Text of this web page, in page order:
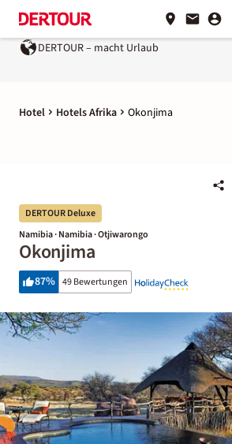
DERTOUR – macht Urlaub
Hotel Hotels Afrika Okonjima
DERTOUR Deluxe
Namibia · Namibia · Otjiwarongo
Okonjima
87% 49 Bewertungen